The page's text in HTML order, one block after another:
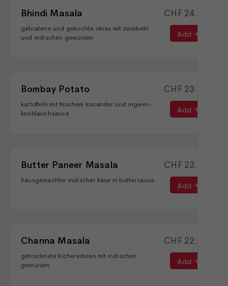
Bhindi Masala
gebratene und gekochte okras mit zwiebeln
und indischen gewürzen
CHF24.90
Add
Bombay Potato
kartoffeln mit frischem koriander und ingwer-
knoblauchsauce
CHF23.90
Add
Butter Paneer Masala
hausgemachter indischer käse in buttersauce
CHF23.90
Add
Channa Masala
getrocknete kichererbsen mit indischen
gewürzen
CHF22.90
Add